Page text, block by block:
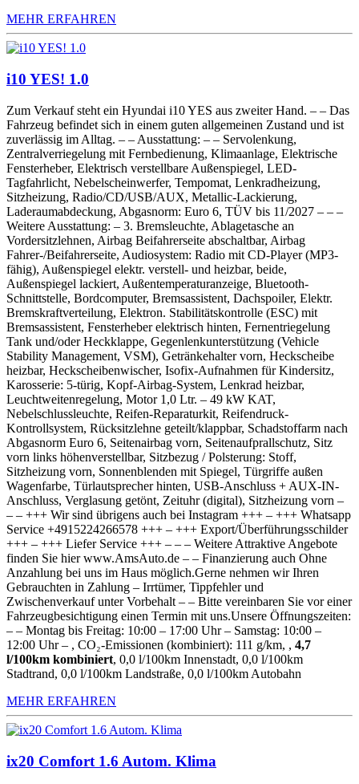
MEHR ERFAHREN
i10 YES! 1.0
Zum Verkauf steht ein Hyundai i10 YES aus zweiter Hand. – – Das
Fahrzeug befindet sich in einem guten allgemeinen Zustand und ist
zuverlässig im Alltag. – – Ausstattung: – – Servolenkung,
Zentralverriegelung mit Fernbedienung, Klimaanlage, Elektrische
Fensterheber, Elektrisch verstellbare Außenspiegel, LED-
Tagfahrlicht, Nebelscheinwerfer, Tempomat, Lenkradheizung,
Sitzheizung, Radio/CD/USB/AUX, Metallic-Lackierung,
Laderaumabdeckung, Abgasnorm: Euro 6, TÜV bis 11/2027 – – –
Weitere Ausstattung: – 3. Bremsleuchte, Ablagetasche an
Vordersitzlehnen, Airbag Beifahrerseite abschaltbar, Airbag
Fahrer-/Beifahrerseite, Audiosystem: Radio mit CD-Player (MP3-
fähig), Außenspiegel elektr. verstell- und heizbar, beide,
Außenspiegel lackiert, Außentemperaturanzeige, Bluetooth-
Schnittstelle, Bordcomputer, Bremsassistent, Dachspoiler, Elektr.
Bremskraftverteilung, Elektron. Stabilitätskontrolle (ESC) mit
Bremsassistent, Fensterheber elektrisch hinten, Fernentriegelung
Tank und/oder Heckklappe, Gegenlenkunterstützung (Vehicle
Stability Management, VSM), Getränkehalter vorn, Heckscheibe
heizbar, Heckscheibenwischer, Isofix-Aufnahmen für Kindersitz,
Karosserie: 5-türig, Kopf-Airbag-System, Lenkrad heizbar,
Leuchtweitenregelung, Motor 1,0 Ltr. – 49 kW KAT,
Nebelschlussleuchte, Reifen-Reparaturkit, Reifendruck-
Kontrollsystem, Rücksitzlehne geteilt/klappbar, Schadstoffarm nach
Abgasnorm Euro 6, Seitenairbag vorn, Seitenaufprallschutz, Sitz
vorn links höhenverstellbar, Sitzbezug / Polsterung: Stoff,
Sitzheizung vorn, Sonnenblenden mit Spiegel, Türgriffe außen
Wagenfarbe, Türlautsprecher hinten, USB-Anschluss + AUX-IN-
Anschluss, Verglasung getönt, Zeituhr (digital), Sitzheizung vorn –
– – +++ Wir sind übrigens auch bei Instagram +++ – +++ Whatsapp
Service +4915224266578 +++ – +++ Export/Überführungsschilder
+++ – +++ Liefer Service +++ – – – Weitere Attraktive Angebote
finden Sie hier www.AmsAuto.de – – Finanzierung auch Ohne
Anzahlung bei uns im Haus möglich.Gerne nehmen wir Ihren
Gebrauchten in Zahlung – Irrtümer, Tippfehler und
Zwischenverkauf unter Vorbehalt – – Bitte vereinbaren Sie vor einer
Fahrzeugbesichtigung einen Termin mit uns.Unsere Öffnungszeiten:
– – Montag bis Freitag: 10:00 – 17:00 Uhr – Samstag: 10:00 –
12:00 Uhr – , CO₂-Emissionen (kombiniert): 111 g/km, , 4,7
l/100km kombiniert, 0,0 l/100km Innenstadt, 0,0 l/100km
Stadtrand, 0,0 l/100km Landstraße, 0,0 l/100km Autobahn
MEHR ERFAHREN
ix20 Comfort 1.6 Autom. Klima